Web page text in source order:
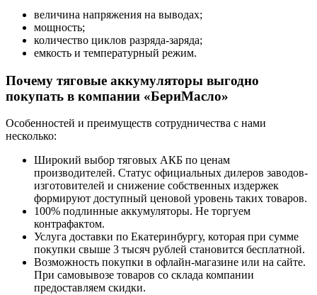
величина напряжения на выводах;
мощность;
количество циклов разряда-заряда;
емкость и температурный режим.
Почему тяговые аккумуляторы выгодно
покупать в компании «БериМасло»
Особенностей и преимуществ сотрудничества с нами
несколько:
Широкий выбор тяговых АКБ по ценам
производителей. Статус официальных дилеров заводов-
изготовителей и снижение собственных издержек
формируют доступный ценовой уровень таких товаров.
100% подлинные аккумуляторы. Не торгуем
контрафактом.
Услуга доставки по Екатеринбургу, которая при сумме
покупки свыше 3 тысяч рублей становится бесплатной.
Возможность покупки в офлайн-магазине или на сайте.
При самовывозе товаров со склада компании
предоставляем скидки.